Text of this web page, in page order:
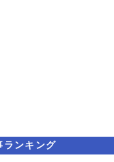
ランキング